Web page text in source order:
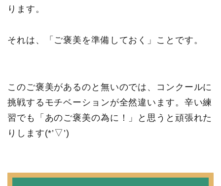
ります。
それは、「ご褒美を準備しておく」ことです。
このご褒美があるのと無いのでは、コンクールに
挑戦するモチベーションが全然違います。辛い練
習でも「あのご褒美の為に！」と思うと頑張れた
りします(*’▽’)